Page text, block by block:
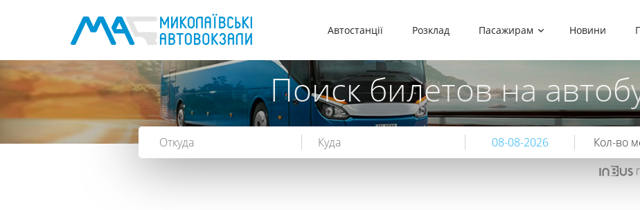
Автостанції Розклад Пасажирам Новини
Поиск билетов на
Кол-во